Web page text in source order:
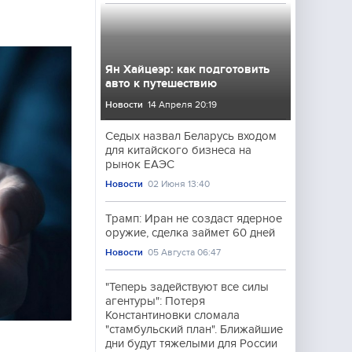
Ян Хайцеэр: как подготовить
авто к путешествию
Новости 14 Апреля 20:19
Седых назвал Беларусь входом
для китайского бизнеса на
рынок ЕАЭС
Новости 02 Июня 13:40
Трамп: Иран не создаст ядерное
оружие, сделка займет 60 дней
Новости 05 Августа 06:47
"Теперь задействуют все силы
агентуры": Потеря
Константиновки сломала
"стамбульский план". Ближайшие
дни будут тяжелыми для России